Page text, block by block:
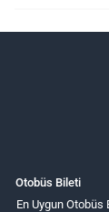
Otobüs Bileti
En Uygun Otobüs